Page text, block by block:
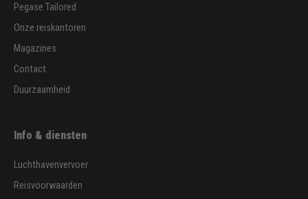
Pegase Tailored
Onze reiskantoren
Magazines
Contact
Duurzaamheid
Info & diensten
Luchthavenvervoer
Reisvoorwaarden